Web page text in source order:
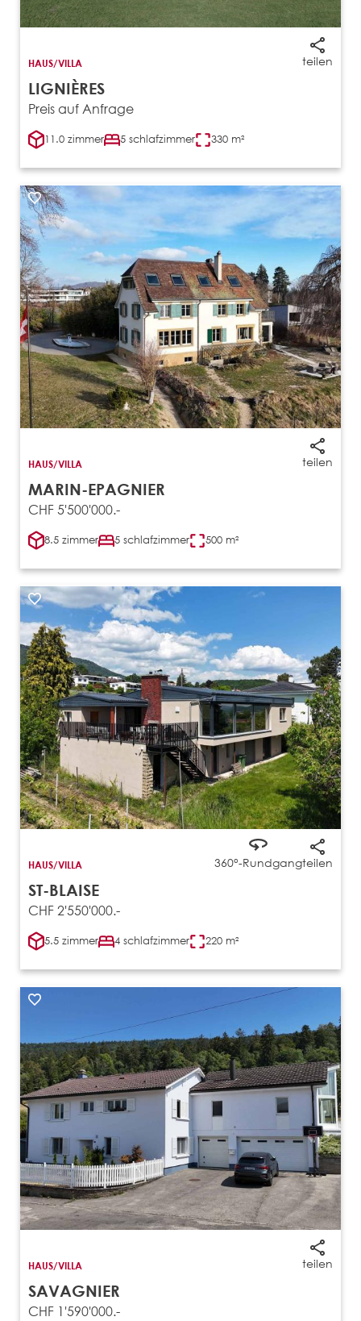
teilen
HAUS/VILLA
LIGNIÈRES
Preis auf Anfrage
11.0 zimmer 5 schlafzimmer 330 m²
teilen
HAUS/VILLA
MARIN-EPAGNIER
CHF 5'500'000.-
8.5 zimmer 5 schlafzimmer 500 m²
360°-Rundgangteilen
HAUS/VILLA
ST-BLAISE
CHF 2'550'000.-
5.5 zimmer 4 schlafzimmer 220 m²
teilen
HAUS/VILLA
SAVAGNIER
CHF 1'590'000.-